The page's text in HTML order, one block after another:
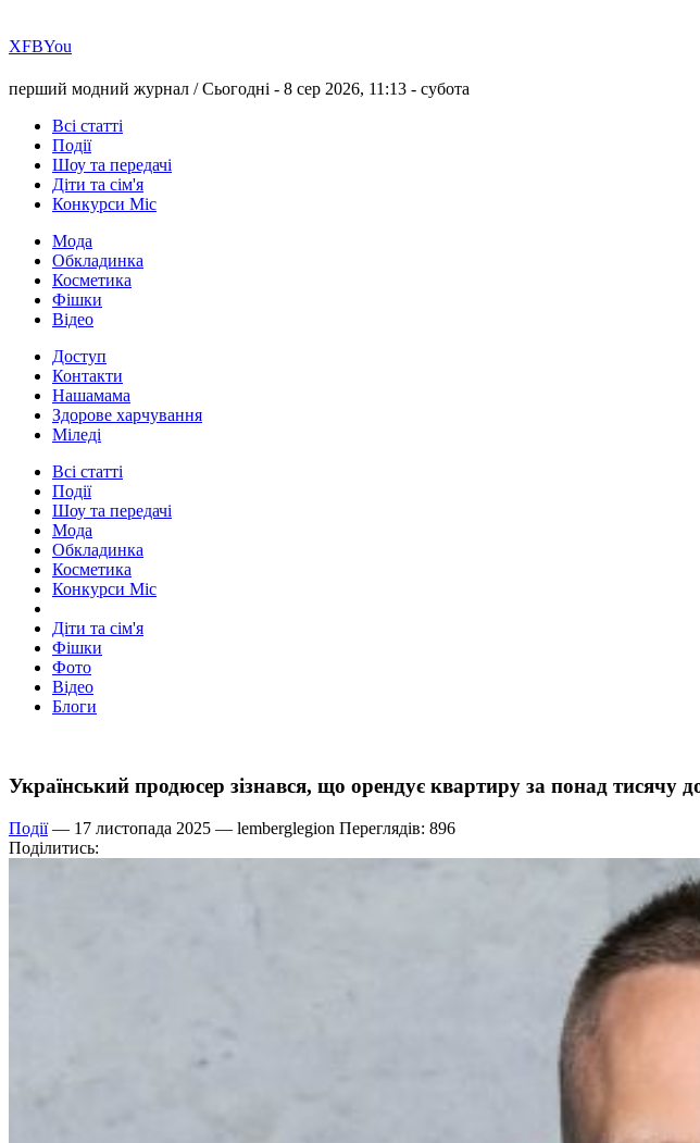
ХFBYou
перший модний журнал /Сьогодні - 8 сер 2026, 11:13 - субота
Всі статті
Події
Шоу та передачі
Діти та сім'я
Конкурси Міс
Мода
Обкладинка
Косметика
Фішки
Відео
Доступ
Контакти
Нашамама
Здорове харчування
Міледі
Всі статті
Події
Шоу та передачі
Мода
Обкладинка
Косметика
Конкурси Міс
Діти та сім'я
Фішки
Фото
Відео
Блоги
Український продюсер зізнався, що орендує квартиру за понад тисячу
Події— 17 листопада 2025 — lemberglegion Переглядів: 896
Поділитись: